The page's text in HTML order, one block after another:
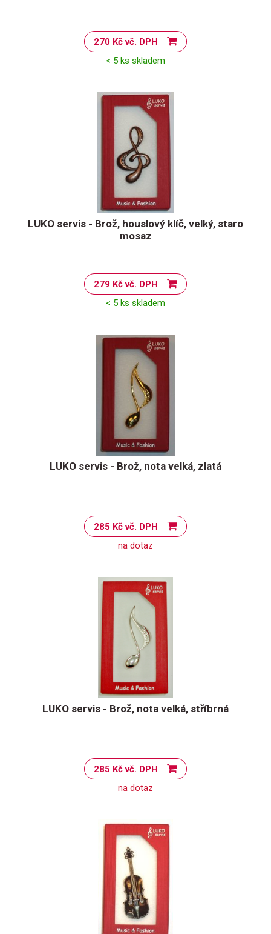
270 Kč vč. DPH
< 5 ks skladem
LUKO servis - Brož, houslový klíč, velký, staro
mosaz
279 Kč vč. DPH
< 5 ks skladem
LUKO servis - Brož, nota velká, zlatá
285 Kč vč. DPH
na dotaz
LUKO servis - Brož, nota velká, stříbrná
285 Kč vč. DPH
na dotaz